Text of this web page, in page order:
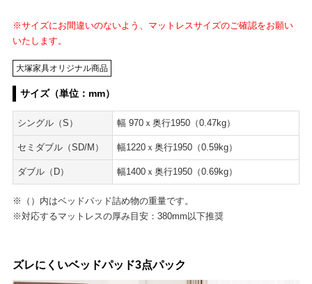
※サイズにお間違いのないよう、マットレスサイズのご確認をお願い
いたします。
大塚家具オリジナル商品
サイズ（単位：mm）
シングル（S） 幅 970ｘ奥行1950（0.47kg）
セミダブル（SD/M） 幅1220ｘ奥行1950（0.59kg）
ダブル（D） 幅1400ｘ奥行1950（0.69kg）
※（）内はベッドパッド詰め物の重量です。
※対応するマットレスの厚み目安：380mm以下推奨
ズレにくいベッドパッド3点パック